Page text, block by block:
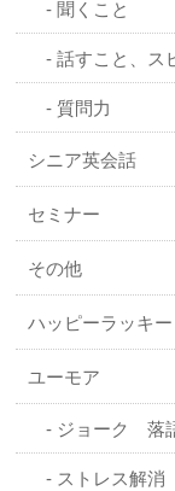
聞くこと
話すこと、ス
質問力
シニア英会話
セミナー
その他
ハッピーラッキ
ユーモア
ジョーク 落
ストレス解消